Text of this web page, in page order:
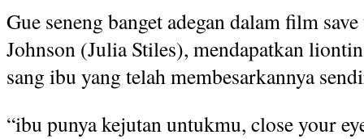
Gue seneng banget adegan dalam film
Johnson (Julia Stiles), mendapatkan
sang ibu yang telah membesarkannya
“ibu punya kejutan untukmu, close your